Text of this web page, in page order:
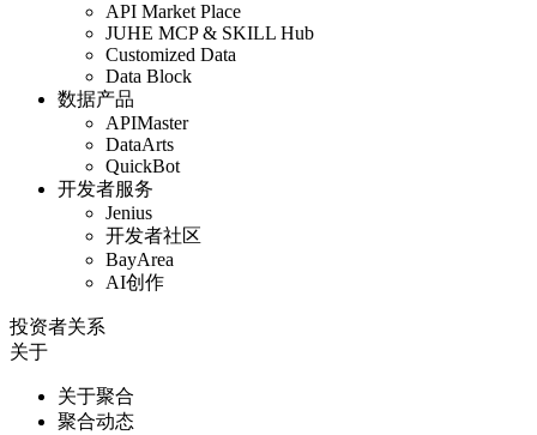
API Market Place
JUHE MCP & SKILL Hub
Customized Data
Data Block
数据产品
APIMaster
DataArts
QuickBot
开发者服务
Jenius
开发者社区
BayArea
AI创作
投资者关系
关于
关于聚合
聚合动态